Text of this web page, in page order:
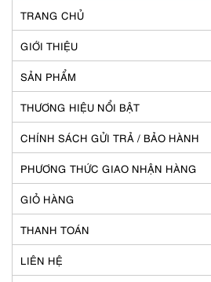
TRANG CHỦ
GIỚI THIỆU
SẢN PHẨM
THƯƠNG HIỆU NỔI BẬT
CHÍNH SÁCH GỬI TRẢ / BẢO HÀNH
PHƯƠNG THỨC GIAO NHẬN HÀNG
GIỎ HÀNG
THANH TOÁN
LIÊN HỆ